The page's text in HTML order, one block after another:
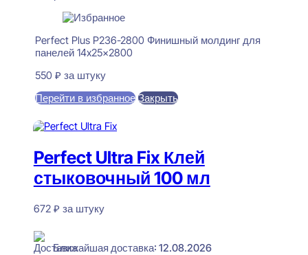
Perfect Plus P236-2800 Финишный молдинг для
панелей 14x25x2800
550 ₽ за штуку
Перейти в избранное Закрыть
Perfect Ultra Fix Клей
стыковочный 100 мл
672 ₽ за штуку
Ближайшая доставка: 12.08.2026